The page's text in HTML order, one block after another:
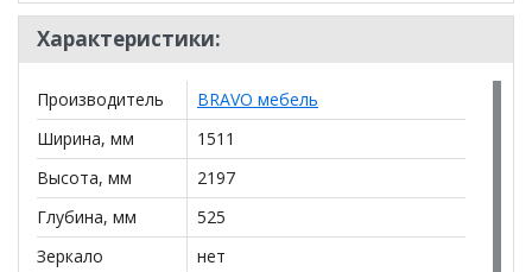
*Дополнительную информацию о том, как купить
Гориция (лак лён) шкаф ШР-3
менеджера по телефону+79292022735.
**Цены на официальном сайте100диванов.com
действительны только для интернет-магазинаи
могут отличаться от цен в розничных магазинах-
салонах сети!
Характеристики:
Производитель
BRAVO мебель
Ширина, мм
1511
Высота, мм
2197
Глубина, мм
525
Зеркало
нет